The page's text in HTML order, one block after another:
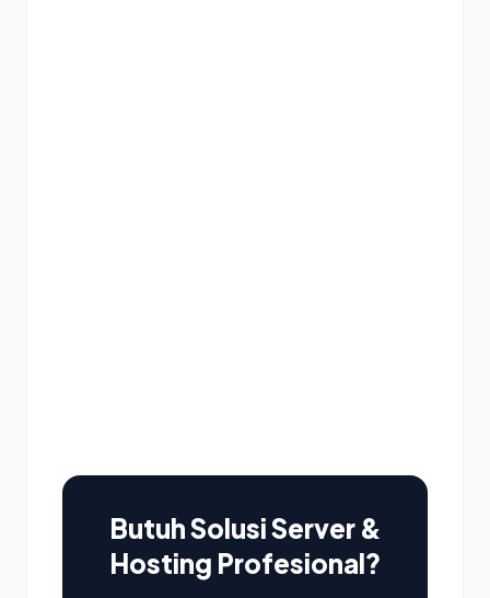
Butuh Solusi Server &
Hosting Profesional?